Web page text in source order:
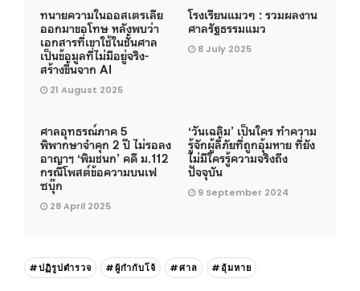
ทนายความในออสเตรเลีย
ออกมาขอโทษ หลังพบว่า
เอกสารที่เขาใช้ในชั้นศาล
เป็นข้อมูลที่ไม่มีอยู่จริง-
สร้างขึ้นจาก AI
21 August 2025
โรงเรียนแมวๆ : รวมผลงาน
ศาลรัฐธรรมแมว
8 July 2025
ศาลอุทธรณ์ภาค 5
พิพากษาจำคุก 2 ปี ไม่รอลง
อาญาฯ ‘พิมชนก’ คดี ม.112
กรณีโพสต์ข้อความบนเฟ
ซบุ๊ก
28 April 2025
‘วันเฉลิม’ เป็นใคร ทำความ
รู้จักผู้ลี้ภัยที่ถูกอุ้มหาย ที่ยัง
ไม่มีใครรู้ความจริงถึง
ปัจจุบัน
9 September 2024
#ปฏิรูปตำรวจ #ผู้กำกับโจ้ #ศาล #อุ้มหาย